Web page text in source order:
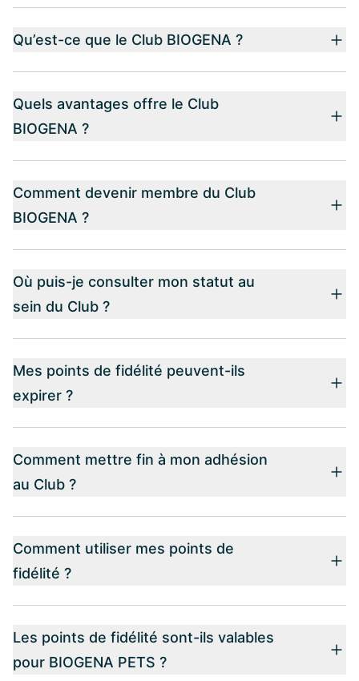
Qu’est-ce que le Club BIOGENA ?
Quels avantages offre le Club
BIOGENA ?
Comment devenir membre du Club
BIOGENA ?
Où puis-je consulter mon statut au
sein du Club ?
Mes points de fidélité peuvent-ils
expirer ?
Comment mettre fin à mon adhésion
au Club ?
Comment utiliser mes points de
fidélité ?
Les points de fidélité sont-ils valables
pour BIOGENA PETS ?